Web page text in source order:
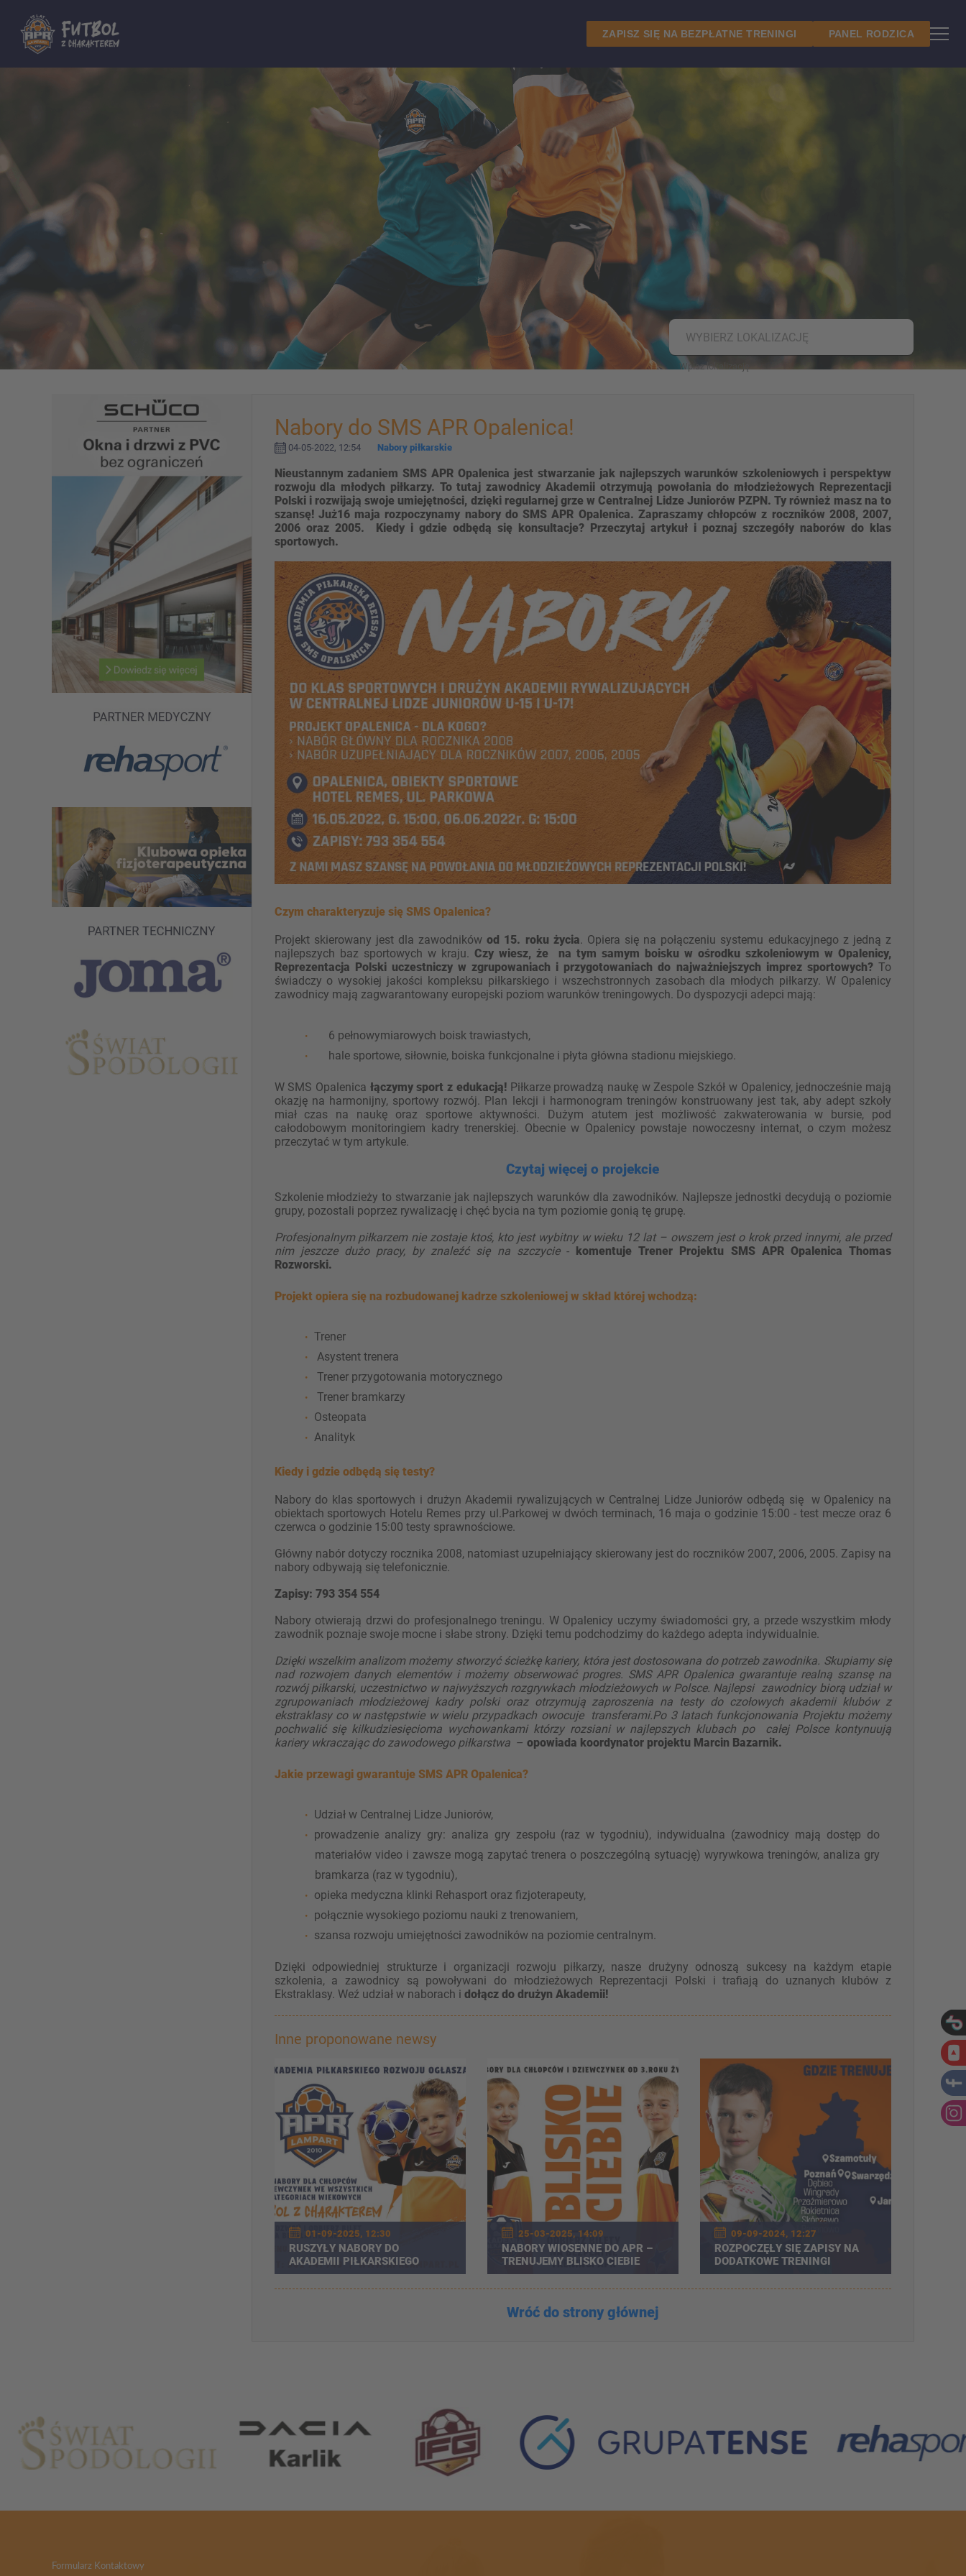
ZAPISZ SIĘ NA BEZPŁATNE TRENINGI PANEL RODZICA
WYBIERZ LOKALIZACJĘ
Nabory do SMS APR Opalenica!
04-05-2022, 12:54 Nabory piłkarskie
Nieustannym zadaniem SMS APR Opalenica jest stwarzanie jak najlepszych warunków szkoleniowych i perspektyw
rozwoju dla młodych piłkarzy. To tutaj zawodnicy Akademii otrzymują powołania do młodzieżowych Reprezentacji
Polski i rozwijają swoje umiejętności, dzięki regularnej grze w Centralnej Lidze Juniorów PZPN. Ty również masz na to
szansę! Już16 maja rozpoczynamy nabory do SMS APR Opalenica. Zapraszamy chłopców z roczników 2008, 2007,
2006 oraz 2005. Kiedy i gdzie odbędą się konsultacje? Przeczytaj artykuł i poznaj szczegóły naborów do klas
sportowych.
Czym charakteryzuje się SMS Opalenica?
Projekt skierowany jest dla zawodnikówod 15. roku życia. Opiera się na połączeniu systemu edukacyjnego z jedną z
najlepszych baz sportowych w kraju. Czy wiesz, że na tym samym boisku w ośrodku szkoleniowym w Opalenicy,
Reprezentacja Polski uczestniczy w zgrupowaniach i przygotowaniach do najważniejszych imprez sportowych?To
świadczy o wysokiej jakości kompleksu piłkarskiego i wszechstronnych zasobach dla młodych piłkarzy. W Opalenicy
zawodnicy mają zagwarantowany europejski poziom warunków treningowych. Do dyspozycji adepci mają:
6 pełnowymiarowych boisk trawiastych,
hale sportowe, siłownie, boiska funkcjonalne i płyta główna stadionu miejskiego.
W SMS Opalenica łączymy sport z edukacją!Piłkarze prowadzą naukę w Zespole Szkół w Opalenicy, jednocześnie mają
okazję na harmonijny, sportowy rozwój. Plan lekcji i harmonogram treningów konstruowany jest tak, aby adept szkoły
miał czas na naukę oraz sportowe aktywności. Dużym atutem jest możliwość zakwaterowania w bursie, pod
całodobowym monitoringiem kadry trenerskiej. Obecnie w Opalenicy powstaje nowoczesny internat, o czym możesz
przeczytać w tym artykule.
Czytaj więcej o projekcie
Szkolenie młodzieży to stwarzanie jak najlepszych warunków dla zawodników. Najlepsze jednostki decydują o poziomie
grupy, pozostali poprzez rywalizację i chęć bycia na tym poziomie gonią tę grupę.
Profesjonalnym piłkarzem nie zostaje ktoś, kto jest wybitny w wieku 12 lat – owszem jest o krok przed innymi, ale przed
nim jeszcze dużo pracy, by znaleźć się na szczycie-
komentuje Trener Projektu SMS APR Opalenica Thomas
Rozworski.
Projekt opiera się na rozbudowanej kadrze szkoleniowej w skład której wchodzą:
Trener
Asystent trenera
Trener przygotowania motorycznego
Trener bramkarzy
Osteopata
Analityk
Kiedy i gdzie odbędą się testy?
Nabory do klas sportowych i drużyn Akademii rywalizujących w Centralnej Lidze Juniorów odbędą się w Opalenicy na
obiektach sportowych Hotelu Remes przy ul.Parkowej w dwóch terminach, 16 maja o godzinie 15:00 - test mecze oraz 6
czerwca o godzinie 15:00 testy sprawnościowe.
Główny nabór dotyczy rocznika 2008, natomiast uzupełniający skierowany jest do roczników 2007, 2006, 2005. Zapisy na
nabory odbywają się telefonicznie.
Zapisy: 793 354 554
Nabory otwierają drzwi do profesjonalnego treningu. W Opalenicy uczymy świadomości gry, a przede wszystkim młody
zawodnik poznaje swoje mocne i słabe strony. Dzięki temu podchodzimy do każdego adepta indywidualnie.
Dzięki wszelkim analizom możemy stworzyć ścieżkę kariery, która jest dostosowana do potrzeb zawodnika. Skupiamy się
nad rozwojem danych elementów i możemy obserwować progres. SMS APR Opalenica gwarantuje realną szansę na
rozwój piłkarski, uczestnictwo w najwyższych rozgrywkach młodzieżowych w Polsce. Najlepsi zawodnicy biorą udział w
zgrupowaniach młodzieżowej kadry polski oraz otrzymują zaproszenia na testy do czołowych akademii klubów z
ekstraklasy co w następstwie w wielu przypadkach owocuje transferami.Po 3 latach funkcjonowania Projektu możemy
pochwalić się kilkudziesięcioma wychowankami którzy rozsiani w najlepszych klubach po całej Polsce kontynuują
kariery wkraczając do zawodowego piłkarstwa – opowiada koordynator projektu Marcin Bazarnik.
Jakie przewagi gwarantuje SMS APR Opalenica?
Udział w Centralnej Lidze Juniorów,
prowadzenie analizy gry: analiza gry zespołu (raz w tygodniu), indywidualna (zawodnicy mają dostęp do
materiałów video i zawsze mogą zapytać trenera o poszczególną sytuację) wyrywkowa treningów, analiza gry
bramkarza (raz w tygodniu),
opieka medyczna klinki Rehasport oraz fizjoterapeuty,
połącznie wysokiego poziomu nauki z trenowaniem,
szansa rozwoju umiejętności zawodników na poziomie centralnym.
Dzięki odpowiedniej strukturze i organizacji rozwoju piłkarzy, nasze drużyny odnoszą sukcesy na każdym etapie
szkolenia, a zawodnicy są powoływani do młodzieżowych Reprezentacji Polski i trafiają do uznanych klubów z
Ekstraklasy. Weź udział w naborach i dołącz do drużyn Akademii!
Inne proponowane newsy
01-09-2025, 12:30
RUSZYŁY NABORY DO
AKADEMII PIŁKARSKIEGO
ROZWOJU LAMPART
25-03-2025, 14:09
NABORY WIOSENNE DO APR –
TRENUJEMY BLISKO CIEBIE
09-09-2024, 12:27
ROZPOCZĘŁY SIĘ ZAPISY NA
DODATKOWE TRENINGI
BRAMKARSKIE AKADEMII
Wróć do strony głównej
Formularz Kontaktowy